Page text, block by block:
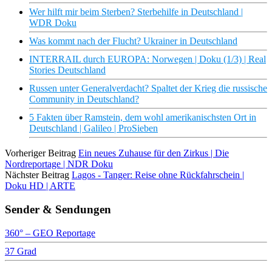
Wer hilft mir beim Sterben? Sterbehilfe in Deutschland |
WDR Doku
Was kommt nach der Flucht? Ukrainer in Deutschland
INTERRAIL durch EUROPA: Norwegen | Doku (1/3) | Real
Stories Deutschland
Russen unter Generalverdacht? Spaltet der Krieg die russische
Community in Deutschland?
5 Fakten über Ramstein, dem wohl amerikanischsten Ort in
Deutschland | Galileo | ProSieben
Vorheriger Beitrag Ein neues Zuhause für den Zirkus | Die
Nordreportage | NDR Doku
Nächster Beitrag Lagos - Tanger: Reise ohne Rückfahrschein |
Doku HD | ARTE
Sender & Sendungen
360° – GEO Reportage
37 Grad